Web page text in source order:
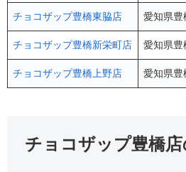
チョコザップ豊橋東脇店 愛知県
チョコザップ豊橋新栄町店 愛知県
チョコザップ豊橋上野店 愛知県
チョコザップ豊橋